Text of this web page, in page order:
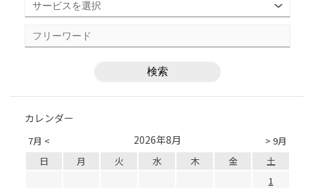
カレンダー
7月 < > 9月
2026年8月
日 月 火 水 木 金
土
1